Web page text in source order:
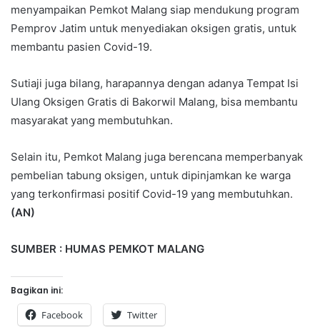
menyampaikan Pemkot Malang siap mendukung program
Pemprov Jatim untuk menyediakan oksigen gratis, untuk
membantu pasien Covid-19.
Sutiaji juga bilang, harapannya dengan adanya Tempat Isi
Ulang Oksigen Gratis di Bakorwil Malang, bisa membantu
masyarakat yang membutuhkan.
Selain itu, Pemkot Malang juga berencana memperbanyak
pembelian tabung oksigen, untuk dipinjamkan ke warga
yang terkonfirmasi positif Covid-19 yang membutuhkan.
(AN)
SUMBER : HUMAS PEMKOT MALANG
Bagikan ini:
Facebook Twitter